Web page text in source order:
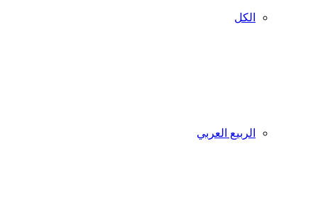
الكل
الربيع العربي